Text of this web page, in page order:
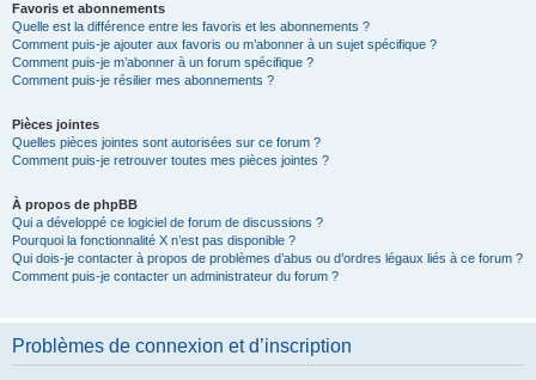
Favoris et abonnements
Quelle est la différence entre les favoris et les abonnements ?
Comment puis-je ajouter aux favoris ou m’abonner à un sujet spécifique ?
Comment puis-je m’abonner à un forum spécifique ?
Comment puis-je résilier mes abonnements ?
Pièces jointes
Quelles pièces jointes sont autorisées sur ce forum ?
Comment puis-je retrouver toutes mes pièces jointes ?
À propos de phpBB
Qui a développé ce logiciel de forum de discussions ?
Pourquoi la fonctionnalité X n’est pas disponible ?
Qui dois-je contacter à propos de problèmes d’abus ou d’ordres légaux liés à ce forum ?
Comment puis-je contacter un administrateur du forum ?
Problèmes de connexion et d’inscription